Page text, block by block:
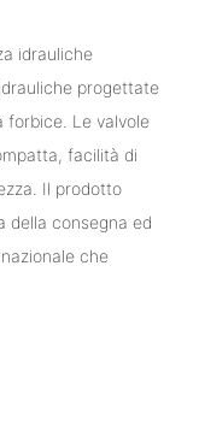
idrauliche
progettate
forbice. Le valvole
facilità di
Il prodotto
della consegna ed
che